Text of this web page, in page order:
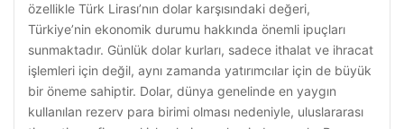
özellikle Türk Lirası’nın dolar karşısındaki değeri,
Türkiye’nin ekonomik durumu hakkında önemli ipuçları
sunmaktadır. Günlük dolar kurları, sadece ithalat ve ihracat
işlemleri için değil, aynı zamanda yatırımcılar için de büyük
bir öneme sahiptir. Dolar, dünya genelinde en yaygın
kullanılan rezerv para birimi olması nedeniyle, uluslararası